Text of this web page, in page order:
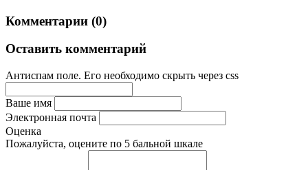
Комментарии (0)
Оставить комментарий
Антиспам поле. Его необходимо скрыть через css
Ваше имя
Электронная почта
Оценка
Пожалуйста, оцените по 5 бальной шкале